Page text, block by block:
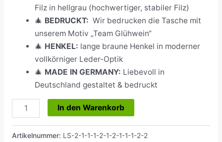
Filz in hellgrau (hochwertiger, stabiler Filz)
🎄 BEDRUCKT: Wir bedrucken die Tasche mit
unserem Motiv „Team Glühwein“
🎄 HENKEL: lange braune Henkel in moderner
vollkörniger Leder-Optik
🎄 MADE IN GERMANY: Liebevoll in
Deutschland gestaltet & bedruckt
In den Warenkorb
Artikelnummer: LS-2-1-1-1-2-1-2-1-1-1-2-2